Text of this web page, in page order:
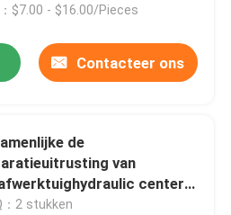
$7.00 - $16.00/Pieces
Contacteer ons
de
van
center
：2 stukken